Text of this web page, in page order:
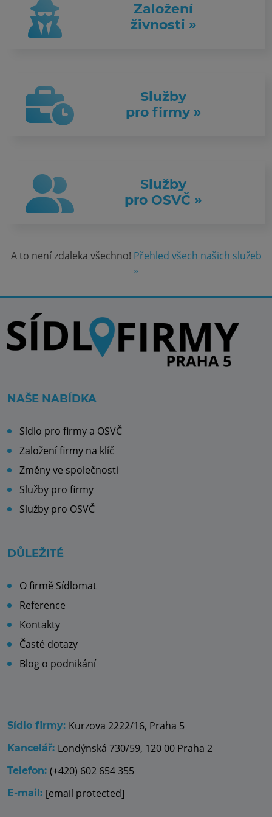
Založení
živnosti »
Služby
pro firmy »
Služby
pro OSVČ »
A to není zdaleka všechno! Přehled všech našich služeb
»
NAŠE NABÍDKA
Sídlo pro firmy a OSVČ
Založení firmy na klíč
Změny ve společnosti
Služby pro firmy
Služby pro OSVČ
DŮLEŽITÉ
O firmě Sídlomat
Reference
Kontakty
Časté dotazy
Blog o podnikání
Sídlo firmy: Kurzova 2222/16, Praha 5
Kancelář: Londýnská 730/59, 120 00 Praha 2
Telefon: (+420) 602 654 355
E-mail: [email protected]